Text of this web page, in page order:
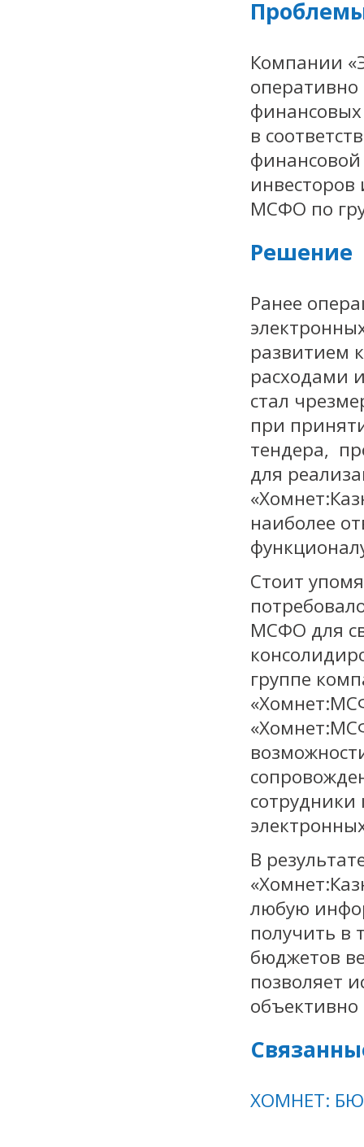
Компании
финансовых
в
финансовой
инвесторов
МСФО по
Решение
Ранее
развитием
расходами
стал
при
тендера,
для
наиболее
Стоит
МСФО для
группе
В
любую
получить в
бюджетов
позволяет
ХОМНЕТ: